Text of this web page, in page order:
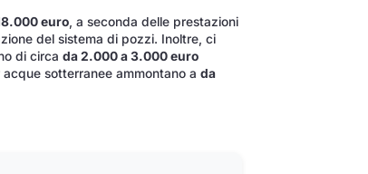
euro , a seconda delle prestazioni
del sistema di pozzi. Inoltre, ci
di circada 2.000 a 3.000 euro
sotterranee ammontano ada